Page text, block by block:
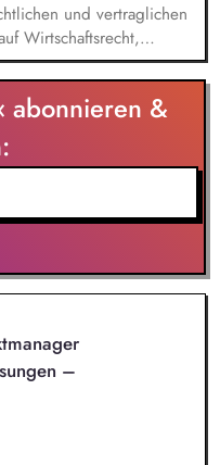
und vertraglichen
Wirtschaftsrecht,
und Energierecht
und
bundesweite „Lkw-
und steuerst
entwickelst
arbeitest beim
neuer
und
abonnieren &
–